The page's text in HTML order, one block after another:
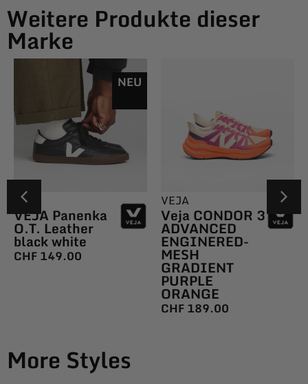
Weitere Produkte dieser
Marke
NEU
VEJA
VEJA Panenka
O.T. Leather
black white
CHF149.00
VEJA
Veja CONDOR 3
ADVANCED
ENGINERED-
MESH
GRADIENT
PURPLE
ORANGE
CHF189.00
More Styles